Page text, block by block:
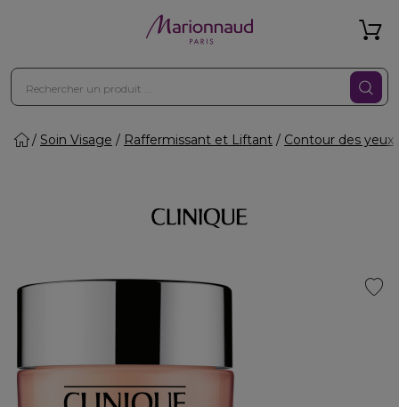
Soin Visage Raffermissant et Liftant Contour des yeux